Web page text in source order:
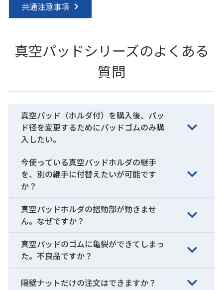
共通注意事項
真空パッドシリーズのよくある
質問
真空パッド（ホルダ付）を購入後、パッ
ド径を変更するためにパッドゴムのみ購
入したい。
今使っている真空パッドホルダの継手
を、別の継手に付替えたいが可能です
か？
真空パッドホルダの摺動部が動きませ
ん。なぜですか？
真空パッドのゴムに亀裂ができてしまっ
た。不良品ですか？
隔壁ナットだけの注文はできますか？